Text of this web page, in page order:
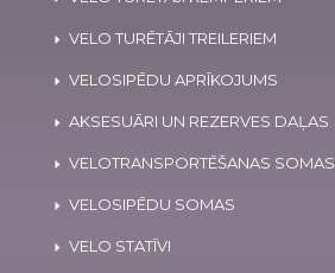
VELO TURĒTĀJI TREILERIEM
VELOSIPĒDU APRĪKOJUMS
AKSESUĀRI UN REZERVES DAĻAS
VELOTRANSPORTĒŠANAS SOMAS
VELOSIPĒDU SOMAS
VELO STATĪVI